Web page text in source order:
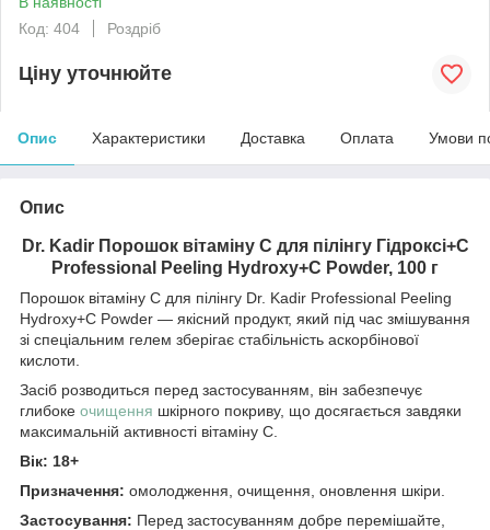
Код: 404
Роздріб
Ціну уточнюйте
Опис Характеристики Доставка Оплата Умови
Опис
Dr. Kadir Порошок вітаміну C для пілінгу Гідроксі+С
Professional Peeling Hydroxy+C Powder, 100 г
Порошок вітаміну C для пілінгу Dr. Kadir Professional Peeling
Hydroxy+C Powder — якісний продукт, який під час змішування
зі спеціальним гелем зберігає стабільність аскорбінової
кислоти.
Засіб розводиться перед застосуванням, він забезпечує
глибоке очищення шкірного покриву, що досягається завдяки
максимальній активності вітаміну С.
Вік: 18+
Призначення: омолодження, очищення, оновлення шкіри.
Застосування: Перед застосуванням добре перемішайте,